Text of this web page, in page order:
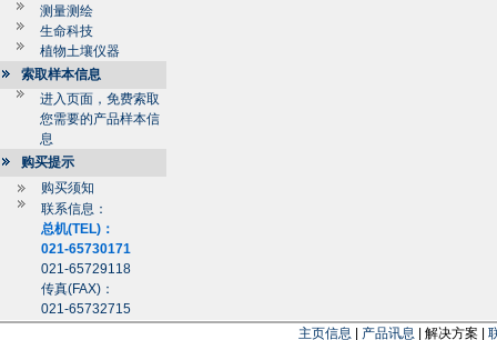
测量测绘
生命科技
植物土壤仪器
索取样本信息
进入页面，免费索取
您需要的产品样本信
息
购买提示
购买须知
联系信息：
总机(TEL)：
021-65730171
021-65729118
传真(FAX)：
021-65732715
主页信息
产品讯息 | 解决方案 |